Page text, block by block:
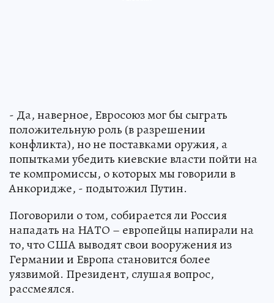
- Да, наверное, Евросоюз мог бы сыграть
положительную роль (в разрешении
конфликта), но не поставками оружия, а
попытками убедить киевские власти пойти на
те компромиссы, о которых мы говорили в
Анкоридже, - подытожил Путин.
Поговорили о том, собирается ли Россия
нападать на НАТО – европейцы напирали на
то, что США выводят свои вооружения из
Германии и Европа становится более
уязвимой. Президент, слушая вопрос,
рассмеялся.